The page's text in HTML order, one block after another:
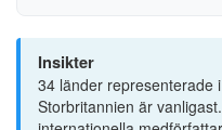
23
Enskilda Högskolan
24
Mittuniversitetet
Insikter
34 länder representerade
Storbritannien är